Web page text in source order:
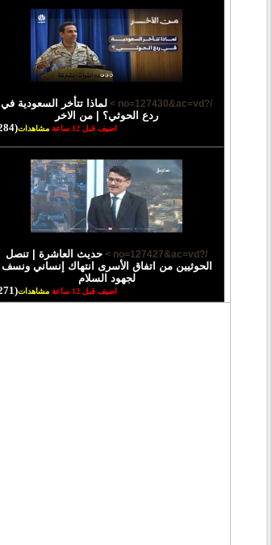
/?no=127430&ac=vd >
لماذا تتأخر السعودية في
ردع الحوثي؟ | من الاخر
اضيف قبل 12 ساعة مشاهدات(284)
/?no=127427&ac=vd >
حديث العاشرة | تنصل
الحوثيين من اتفاق الأسرى انتهاك إنساني ونسف
لجهود السلام
اضيف قبل 12 ساعة مشاهدات(271)